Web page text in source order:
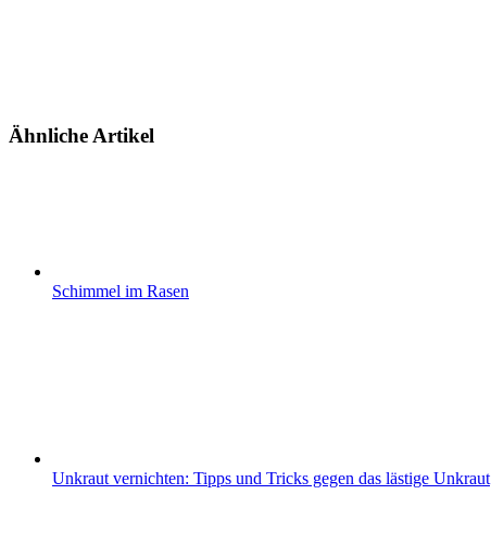
Ähnliche Artikel
Schimmel im Rasen
Unkraut vernichten: Tipps und Tricks gegen das lästige Unkraut